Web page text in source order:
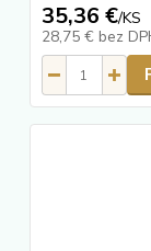
35,36 €/KS
28,75 € bez